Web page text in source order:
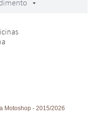
Motoshop -2015/2026